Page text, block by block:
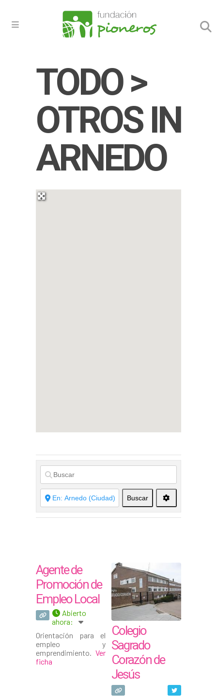
TODO >
OTROS IN
ARNEDO
Buscar
Agente de
Promoción de
Empleo Local
Abierto
ahora:
Orientación para el
empleo y
emprendimiento. Ver
ficha
Colegio
Sagrado
Corazón de
Jesús